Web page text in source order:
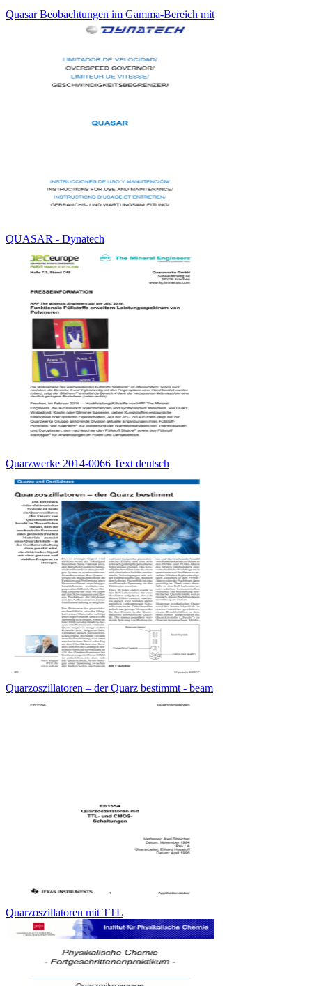
Quasar Beobachtungen im Gamma-Bereich mit
QUASAR - Dynatech
Quarzwerke 2014-0066 Text deutsch
Quarzoszillatoren – der Quarz bestimmt - beam
Quarzoszillatoren mit TTL